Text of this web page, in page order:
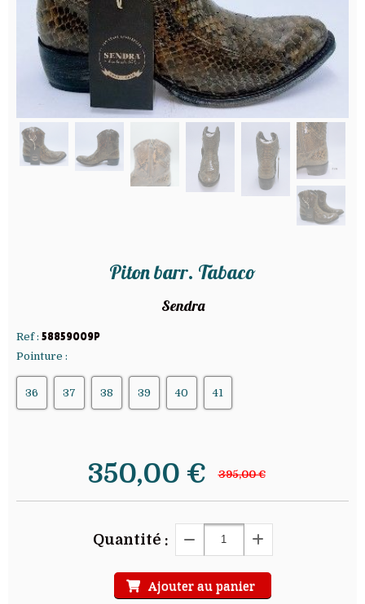
Piton barr. Tabaco
Sendra
Ref : 58859009P
Pointure :
36 37 38 39 40 41
350,00 € 395,00 €
Quantité :
Ajouter au panier